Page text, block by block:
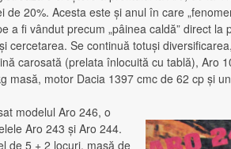
de 20%. Acesta este şi anul în care
a fi vândut precum „pâinea caldă” direct
cercetarea. Se continuă totuşi
carosată (prelata înlocuită cu tablă), Aro
masă, motor Dacia 1397 cmc de 62 cp şi
modelul Aro 246, o
Aro 243 şi Aro 244.
de 5 + 2 locuri, masă de